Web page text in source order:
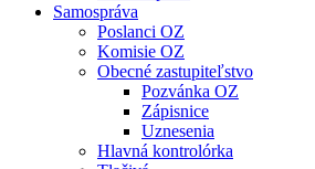
Samospráva
Poslanci OZ
Komisie OZ
Obecné zastupiteľstvo
Pozvánka OZ
Zápisnice
Uznesenia
Hlavná kontrolórka